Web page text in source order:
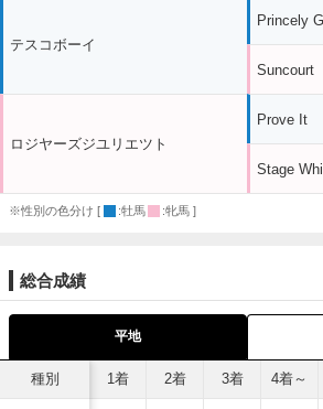
テスコボーイ
ロジヤーズジユリエツト
Princely
Suncourt
Prove It
Stage
※性別の色分け [ :牡馬 :牝馬 ]
総合成績
平地
種別 1着 2着 3着 4着～